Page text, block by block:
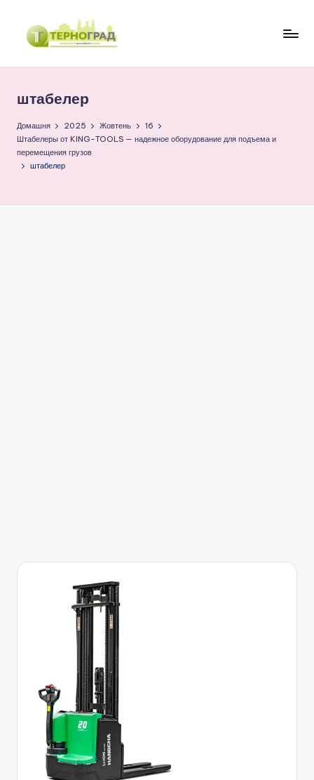
Перейти
р
н
о
цікаво
штабелер
Домашня 2025 Жовтень
16
Штабелеры от KING-TOOLS — надежное оборудование для подъема и
перемещения грузов
штабелер